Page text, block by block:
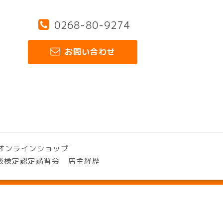
0268-80-9274
お問い合わせ
ンラインショップ
定認定講習会 店主経歴